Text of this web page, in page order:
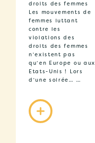
droits des femmes
Les mouvements de
femmes luttant
contre les
violations des
droits des femmes
n’existent pas
qu’en Europe ou aux
Etats-Unis ! Lors
d’une soirée… …